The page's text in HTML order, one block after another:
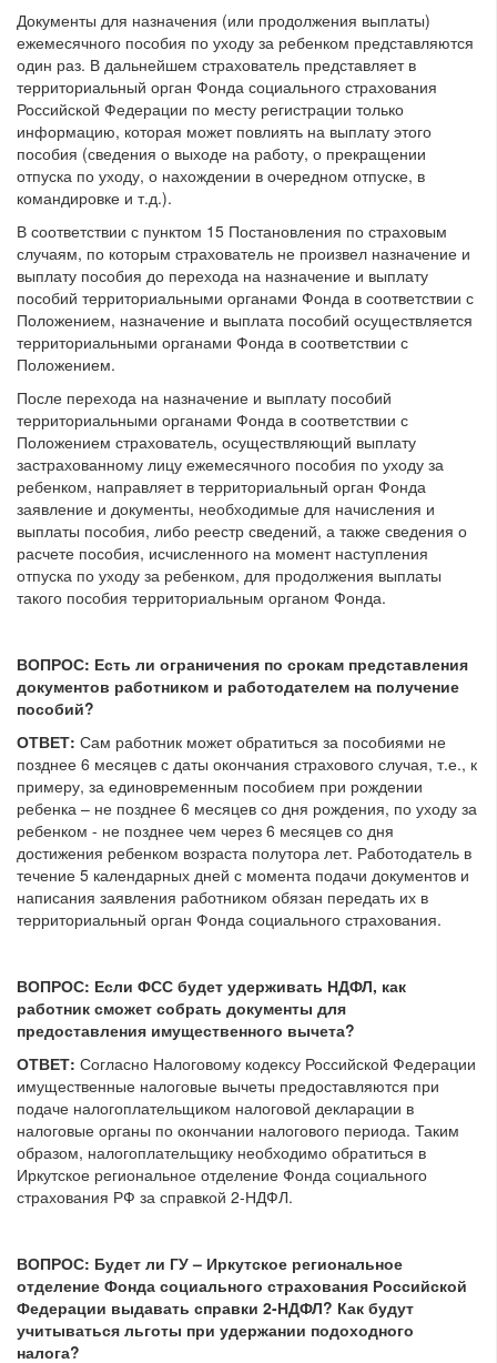
Документы для назначения (или продолжения выплаты)
ежемесячного пособия по уходу за ребенком представляются
один раз. В дальнейшем страхователь представляет в
территориальный орган Фонда социального страхования
Российской Федерации по месту регистрации только
информацию, которая может повлиять на выплату этого
пособия (сведения о выходе на работу, о прекращении
отпуска по уходу, о нахождении в очередном отпуске, в
командировке и т.д.).
В соответствии с пунктом 15 Постановления по страховым
случаям, по которым страхователь не произвел назначение и
выплату пособия до перехода на назначение и выплату
пособий территориальными органами Фонда в соответствии с
Положением, назначение и выплата пособий осуществляется
территориальными органами Фонда в соответствии с
Положением.
После перехода на назначение и выплату пособий
территориальными органами Фонда в соответствии с
Положением страхователь, осуществляющий выплату
застрахованному лицу ежемесячного пособия по уходу за
ребенком, направляет в территориальный орган Фонда
заявление и документы, необходимые для начисления и
выплаты пособия, либо реестр сведений, а также сведения о
расчете пособия, исчисленного на момент наступления
отпуска по уходу за ребенком, для продолжения выплаты
такого пособия территориальным органом Фонда.
ВОПРОС: Есть ли ограничения по срокам представления
документов работником и работодателем на получение
пособий?
ОТВЕТ: Сам работник может обратиться за пособиями не
позднее 6 месяцев с даты окончания страхового случая, т.е., к
примеру, за единовременным пособием при рождении
ребенка – не позднее 6 месяцев со дня рождения, по уходу за
ребенком - не позднее чем через 6 месяцев со дня
достижения ребенком возраста полутора лет. Работодатель в
течение 5 календарных дней с момента подачи документов и
написания заявления работником обязан передать их в
территориальный орган Фонда социального страхования.
ВОПРОС: Если ФСС будет удерживать НДФЛ, как
работник сможет собрать документы для
предоставления имущественного вычета?
ОТВЕТ: Согласно Налоговому кодексу Российской Федерации
имущественные налоговые вычеты предоставляются при
подаче налогоплательщиком налоговой декларации в
налоговые органы по окончании налогового периода. Таким
образом, налогоплательщику необходимо обратиться в
Иркутское региональное отделение Фонда социального
страхования РФ за справкой 2-НДФЛ.
ВОПРОС: Будет ли ГУ – Иркутское региональное
отделение Фонда социального страхования Российской
Федерации выдавать справки 2-НДФЛ? Как будут
учитываться льготы при удержании подоходного
налога?